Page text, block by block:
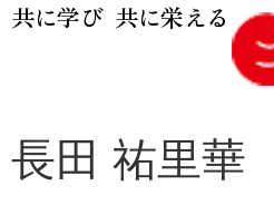
共に学び 共に栄える
長田 祐里華